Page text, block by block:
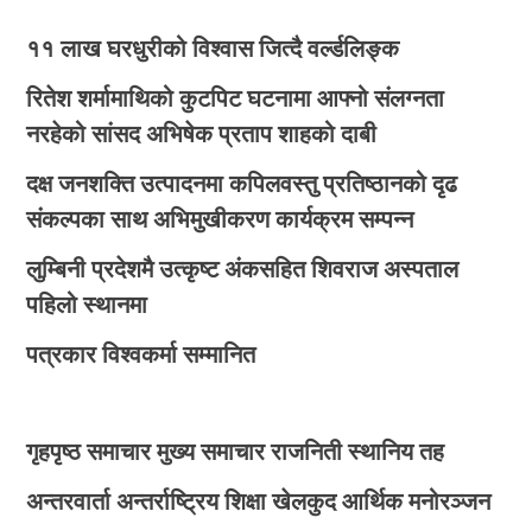
११ लाख घरधुरीको विश्वास जित्दै वर्ल्डलिङ्क
रितेश शर्मामाथिको कुटपिट घटनामा आफ्नो संलग्नता
नरहेको सांसद अभिषेक प्रताप शाहको दाबी
दक्ष जनशक्ति उत्पादनमा कपिलवस्तु प्रतिष्ठानको दृढ
संकल्पका साथ अभिमुखीकरण कार्यक्रम सम्पन्न
लुम्बिनी प्रदेशमै उत्कृष्ट अंकसहित शिवराज अस्पताल
पहिलो स्थानमा
पत्रकार विश्वकर्मा सम्मानित
गृहपृष्ठ समाचार मुख्य समाचार राजनिती स्थानिय तह
अन्तरवार्ता अन्तर्राष्ट्रिय शिक्षा खेलकुद आर्थिक मनोरञ्जन